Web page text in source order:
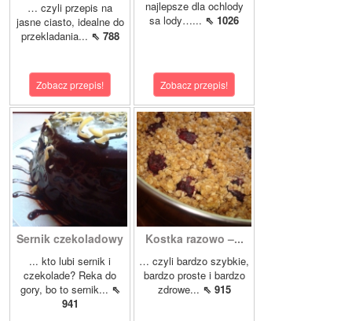
… czyli przepis na
jasne ciasto, idealne do
przekladania... ⇖ 788
Zobacz przepis!
najlepsze dla ochlody
sa lody…... ⇖ 1026
Zobacz przepis!
Sernik czekoladowy
... kto lubi sernik i
czekolade? Reka do
gory, bo to sernik... ⇖
941
Kostka razowo –...
… czyli bardzo szybkie,
bardzo proste i bardzo
zdrowe... ⇖ 915